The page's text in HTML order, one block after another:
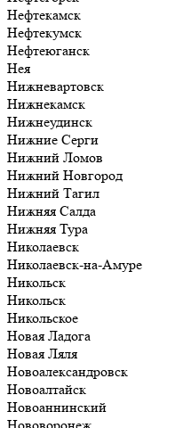
Нефтекамск
Нефтекумск
Нефтеюганск
Нея
Нижневартовск
Нижнекамск
Нижнеудинск
Нижние Серги
Нижний Ломов
Нижний Новгород
Нижний Тагил
Нижняя Салда
Нижняя Тура
Николаевск
Николаевск-на-Амуре
Никольск
Никольск
Никольское
Новая Ладога
Новая Ляля
Новоалександровск
Новоалтайск
Новоаннинский